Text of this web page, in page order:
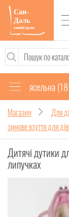
ясельна
Магазин Для
зимове взуття для
Дитячі дутики
липучках